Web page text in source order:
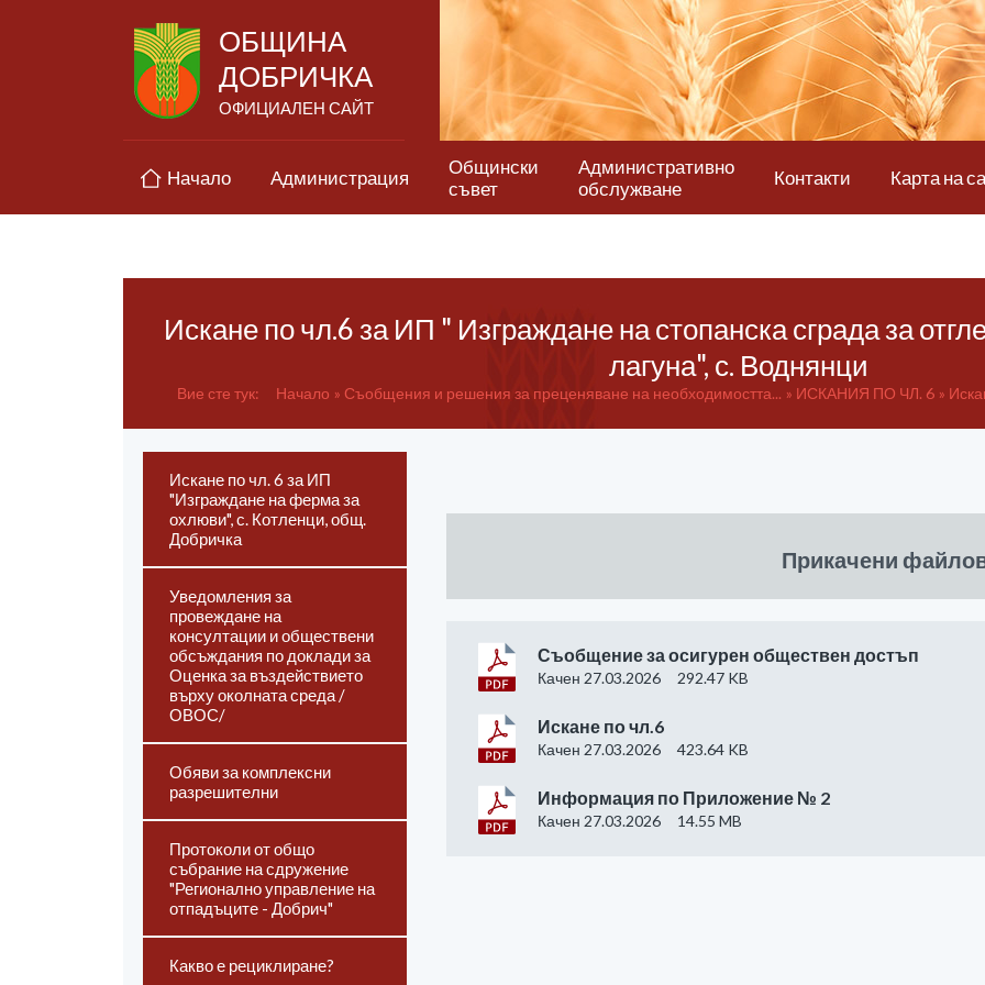
ОБЩИНА
ДОБРИЧКА
ОФИЦИАЛЕН САЙТ
Начало Администрация
Общински
съвет
Административно
обслужване
Контакти Карта на
Искане по чл.6 за ИП " Изграждане на стопанска сграда за
лагуна", с. Воднянци
Вие сте тук: Начало Съобщения и решения за преценяване на необходимостта... ИСКАНИЯ ПО ЧЛ. 6
Искане по чл. 6 за ИП
"Изграждане на ферма за
охлюви", с. Котленци, общ.
Добричка
Уведомления за
провеждане на
консултации и обществени
обсъждания по доклади за
Оценка за въздействието
върху околната среда /
ОВОС/
Обяви за комплексни
разрешителни
Протоколи от общо
събрание на сдружение
"Регионално управление на
отпадъците - Добрич"
Какво е рециклиране?
Прикачени
Съобщение за осигурен обществен достъп
Качен 27.03.2026 292.47 KB
Искане по чл.6
Качен 27.03.2026 423.64 KB
Информация по Приложение № 2
Качен 27.03.2026 14.55 MB